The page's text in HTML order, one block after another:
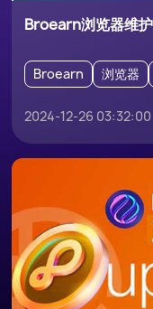
Broearn浏览器维
Broearn 浏览器
2024-12-26 03:32:00